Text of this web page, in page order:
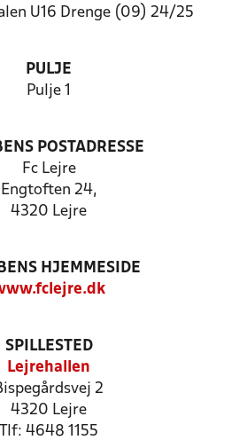
U16 Drenge (09) 24/25
PULJE
Pulje 1
POSTADRESSE
Fc Lejre
Engtoften 24,
4320 Lejre
HJEMMESIDE
SPILLESTED
Lejrehallen
2
4320 Lejre
Tlf: 4648 1155